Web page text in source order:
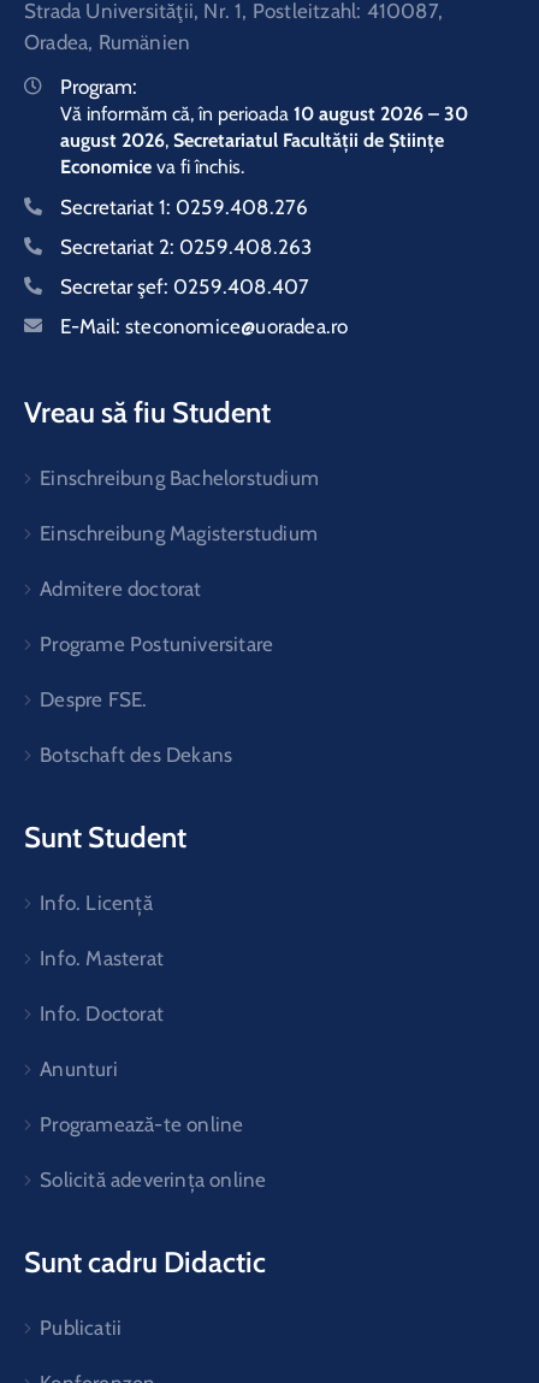
Strada Universităţii, Nr. 1, Postleitzahl: 410087,
Oradea, Rumänien
Program:
Vă informăm că, în perioada 10 august 2026 – 30
august 2026, Secretariatul Facultății de Științe
Economice va fi închis.
Secretariat 1: 0259.408.276
Secretariat 2: 0259.408.263
Secretar şef: 0259.408.407
E-Mail: steconomice@uoradea.ro
Vreau să fiu Student
Einschreibung Bachelorstudium
Einschreibung Magisterstudium
Admitere doctorat
Programe Postuniversitare
Despre FSE.
Botschaft des Dekans
Sunt Student
Info. Licență
Info. Masterat
Info. Doctorat
Anunturi
Programează-te online
Solicită adeverința online
Sunt cadru Didactic
Publicatii